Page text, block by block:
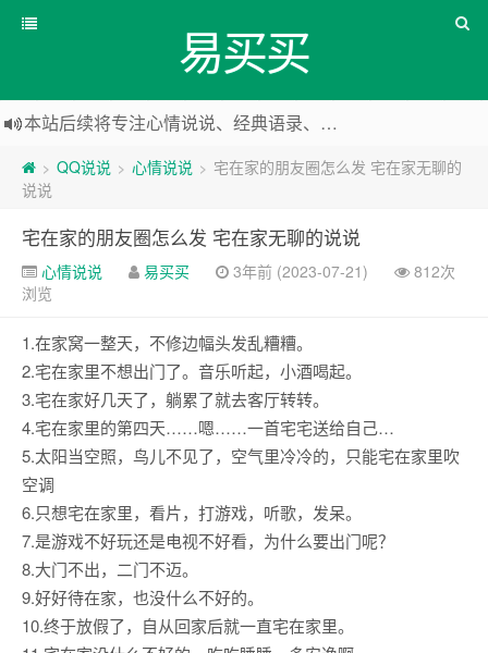
易买买
本站后续将专注心情说说、经典语录、心情随笔等
本站改版，下架友情链接
> QQ说说 > 心情说说 > 宅在家的朋友圈怎么发 宅在家无聊的
说说
宅在家的朋友圈怎么发 宅在家无聊的说说
心情说说 易买买 3年前 (2023-07-21)
812次
浏览
1.在家窝一整天，不修边幅头发乱糟糟。
2.宅在家里不想出门了。音乐听起，小酒喝起。
3.宅在家好几天了，躺累了就去客厅转转。
4.宅在家里的第四天……嗯……一首宅宅送给自己…
5.太阳当空照，鸟儿不见了，空气里冷冷的，只能宅在家里吹
空调
6.只想宅在家里，看片，打游戏，听歌，发呆。
7.是游戏不好玩还是电视不好看，为什么要出门呢？
8.大门不出，二门不迈。
9.好好待在家，也没什么不好的。
10.终于放假了，自从回家后就一直宅在家里。